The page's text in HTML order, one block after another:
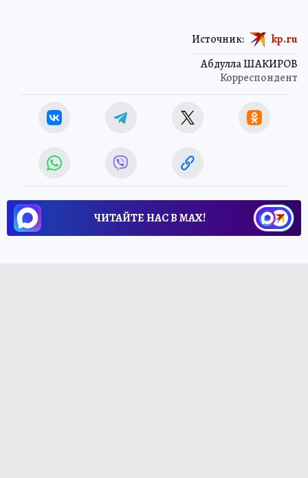
Абдулла ШАКИРОВ
Корреспондент
Источник: kp.ru
ЧИТАЙТЕ НАС В МАХ!